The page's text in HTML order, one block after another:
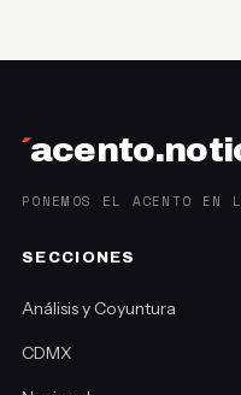
´
PONEMOS EL ACENTO EN
SECCIONES
Análisis y Coyuntura
CDMX